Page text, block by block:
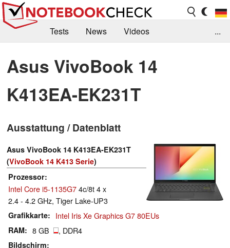
Tests News
Videos
Kaufberatung
Deals Suche
Jobs
Forum
...
Asus VivoBook 14
K413EA-EK231T
Ausstattung / Datenblatt
Asus VivoBook 14 K413EA-EK231T
(VivoBook 14 K413 Serie)
Prozessor
Intel Core i5-1135G74c/8t 4 x
2.4 - 4.2 GHz, Tiger Lake-UP3
Grafikkarte Intel Iris Xe Graphics G7 80EUs
RAM 8 GB , DDR4
Bildschirm